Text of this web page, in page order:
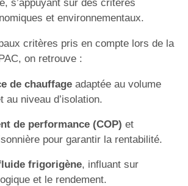
s’appuyant sur des critères
et environnementaux.
critères pris en compte lors de la
on retrouve :
de chauffageadaptée au volume
au niveau d’isolation.
de performance (COP) et
pour garantir la rentabilité.
frigorigène, influant sur
et le rendement.